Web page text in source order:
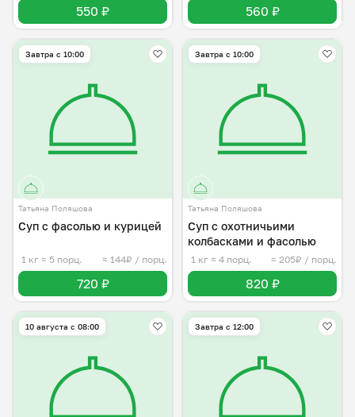
550 ₽ 560 ₽
Завтра c 10:00
Татьяна Поляшова
Суп с фасолью и курицей
1 кг ≈ 5 порц. ≈ 144₽ / порц.
720 ₽
Завтра c 10:00
Татьяна Поляшова
Суп с охотничьими
колбасками и фасолью
1 кг ≈ 4 порц. ≈ 205₽ / порц.
820 ₽
10 августа с 08:00 Завтра c 12:00